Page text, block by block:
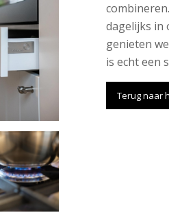
dagelijks in
genieten
is echt een
Terug naar